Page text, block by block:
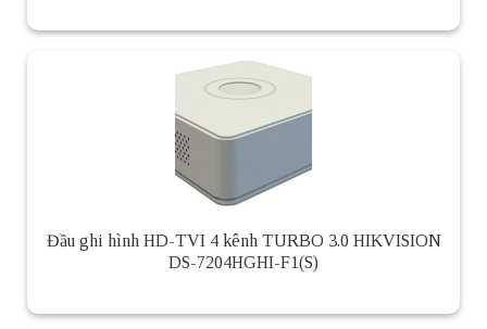
Đầu ghi hình HD-TVI 4 kênh TURBO 3.0 HIKVISION
DS-7204HGHI-F1(S)